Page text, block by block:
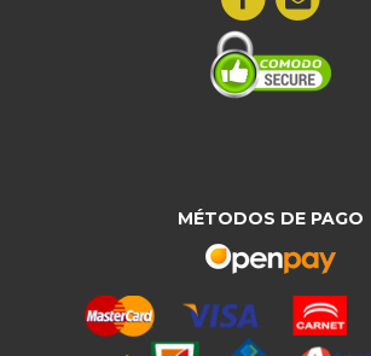
producto
MÉTODOS DE PAGO